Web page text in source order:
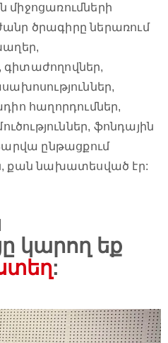
միջոցառումների
ծրագիրը ներառում
գիտաժողովներ,
հաղորդումներ,
ֆոնդային
ընթացքում
քան նախատեսված էր:
կարող եք
: